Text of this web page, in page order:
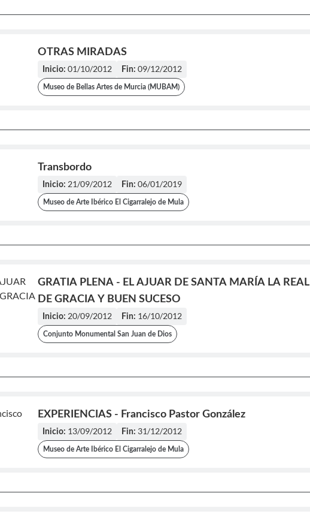
OTRAS MIRADAS
Inicio: 01/10/2012 Fin: 09/12/2012
Museo de Bellas Artes de Murcia (MUBAM)
Transbordo
Inicio: 21/09/2012 Fin: 06/01/2019
Museo de Arte Ibérico El Cigarralejo de Mula
GRATIA PLENA - EL AJUAR DE SANTA MARÍA LA REAL
DE GRACIA Y BUEN SUCESO
Inicio: 20/09/2012 Fin: 16/10/2012
Conjunto Monumental San Juan de Dios
EXPERIENCIAS - Francisco Pastor González
Inicio: 13/09/2012 Fin: 31/12/2012
Museo de Arte Ibérico El Cigarralejo de Mula